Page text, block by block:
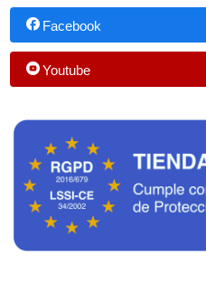
Facebook
Youtube